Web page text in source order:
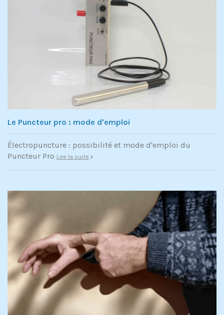
Le Puncteur pro : mode d'emploi
Électropuncture : possibilité et mode d'emploi du
Puncteur Pro Lire la suite